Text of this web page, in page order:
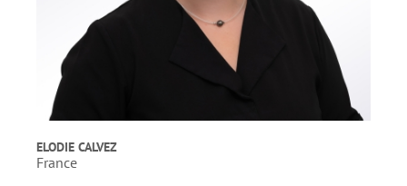
ELODIE CALVEZ
France